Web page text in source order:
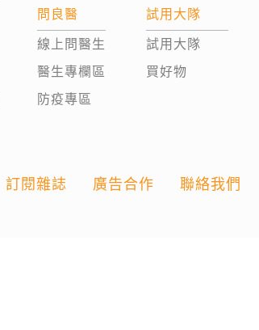
問良醫
線上問醫生
醫生專欄區
防疫專區
試用大隊
試用大隊
買好物
訂閱雜誌 廣告合作 聯絡我們